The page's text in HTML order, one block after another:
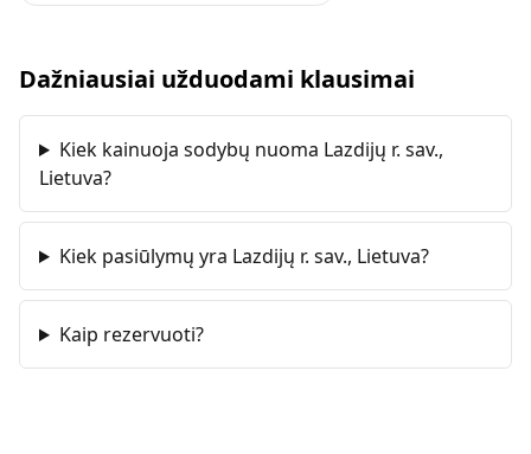
Dažniausiai užduodami klausimai
Kiek kainuoja sodybų nuoma Lazdijų r. sav.,
Lietuva?
Kiek pasiūlymų yra Lazdijų r. sav., Lietuva?
Kaip rezervuoti?